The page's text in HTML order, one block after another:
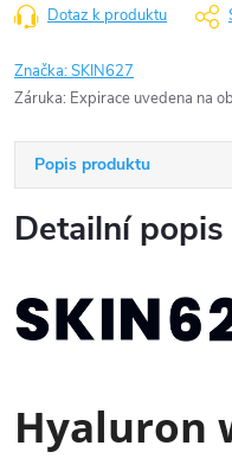
Dotaz k produktu
Značka:SKIN627
Záruka: Expirace uvedena na
Popis produktu
Detailní
Hyaluron